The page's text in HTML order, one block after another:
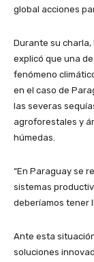
global acciones
Durante su charla,
explicó que una
fenómeno
en el caso de
las severas
agroforestales y
húmedas.
“En Paraguay se
sistemas
deberíamos tener
Ante esta
soluciones